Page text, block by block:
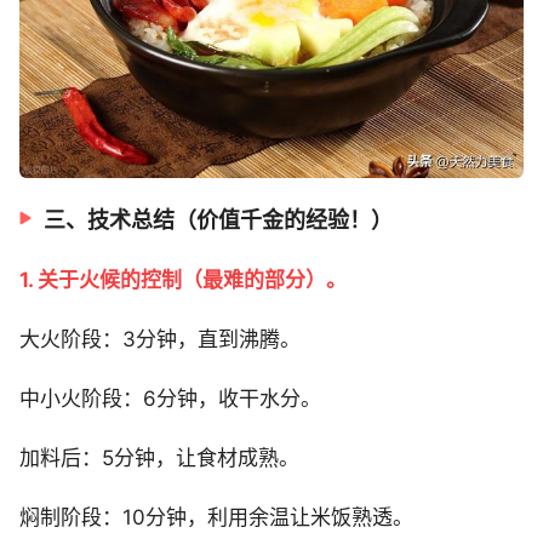
三、技术总结（价值千金的经验！）
1. 关于火候的控制（最难的部分）。
大火阶段：3分钟，直到沸腾。
中小火阶段：6分钟，收干水分。
加料后：5分钟，让食材成熟。
焖制阶段：10分钟，利用余温让米饭熟透。